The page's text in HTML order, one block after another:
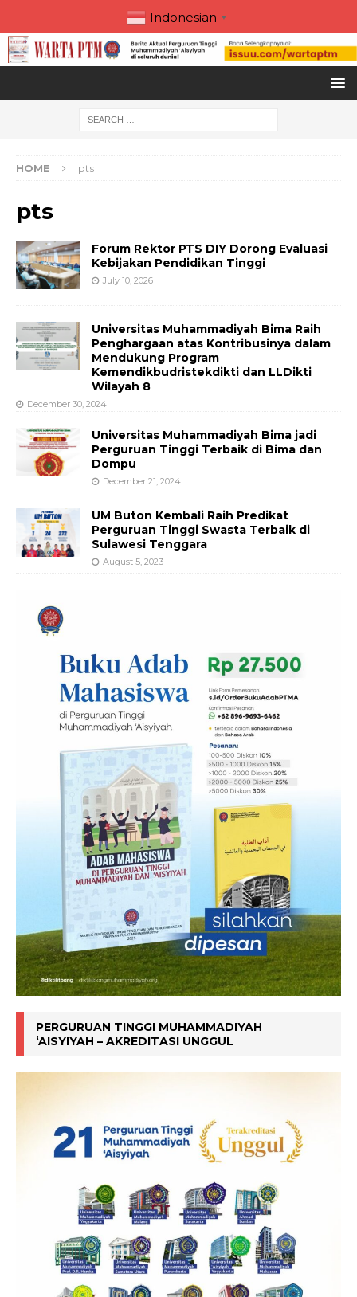
Indonesian ▼
HOME pts
pts
Forum Rektor PTS DIY Dorong Evaluasi
Kebijakan Pendidikan Tinggi
July 10, 2026
Universitas Muhammadiyah Bima Raih
Penghargaan atas Kontribusinya dalam
Mendukung Program
Kemendikbudristekdikti dan LLDikti
Wilayah 8
December 30, 2024
Universitas Muhammadiyah Bima jadi
Perguruan Tinggi Terbaik di Bima dan
Dompu
December 21, 2024
UM Buton Kembali Raih Predikat
Perguruan Tinggi Swasta Terbaik di
Sulawesi Tenggara
August 5, 2023
PERGURUAN TINGGI MUHAMMADIYAH
‘AISYIYAH – AKREDITASI UNGGUL